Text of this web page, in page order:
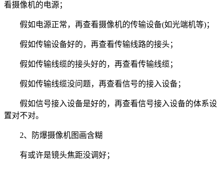
看摄像机的电源；
假如电源正常，再查看摄像机的传输设备(如光端机等)；
假如传输设备好的，再查看传输线路的接头；
假如传输线缆的接头好的，再查看传输线缆；
假如传输线缆没问题，再查看信号的接入设备；
假如信号接入设备是好的，再查看信号接入设备的体系设
置对不对。
2、防爆摄像机图画含糊
有或许是镜头焦距没调好；